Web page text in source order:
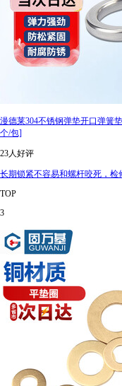
漫德莱304不锈钢弹垫开口弹簧
个/包]
23人好评
长期锁紧不容易和螺杆咬死，
TOP
3